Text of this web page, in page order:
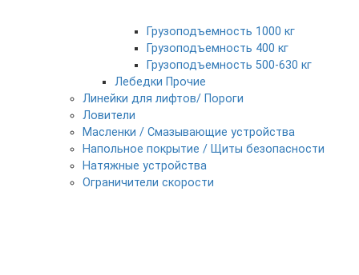
Грузоподъемность 1000 кг
Грузоподъемность 400 кг
Грузоподъемность 500-630 кг
Лебедки Прочие
Линейки для лифтов/ Пороги
Ловители
Масленки / Смазывающие устройства
Напольное покрытие / Щиты безопасности
Натяжные устройства
Ограничители скорости